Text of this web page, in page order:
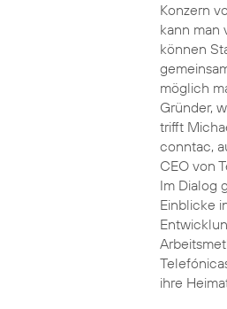
Konzern
kann man
können
möglich
Gründer,
trifft
conntac,
CEO von
Im Dialog
Einblicke
ihre